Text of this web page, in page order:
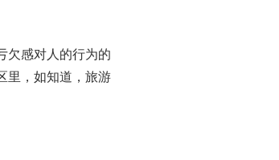
欠感对人的行为的
里，如知道，旅游